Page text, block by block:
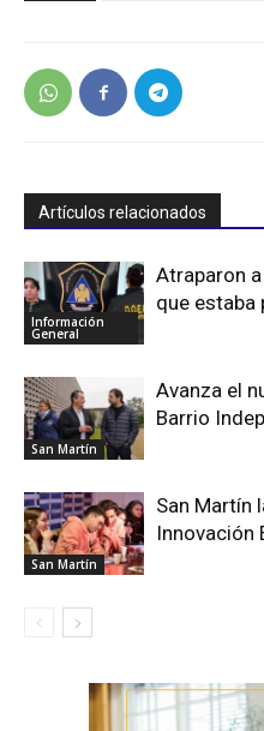
Artículos relacionados
Información
General
Atraparon
que estaba
San Martín
Avanza el
Barrio
San Martín
San Martín
Innovación